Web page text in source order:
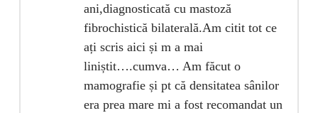
ani,diagnosticată cu mastoză
fibrochistică bilaterală.Am citit tot ce
ați scris aici și m a mai
liniștit….cumva… Am făcut o
mamografie și pt că densitatea sânilor
era prea mare mi a fost recomandat un